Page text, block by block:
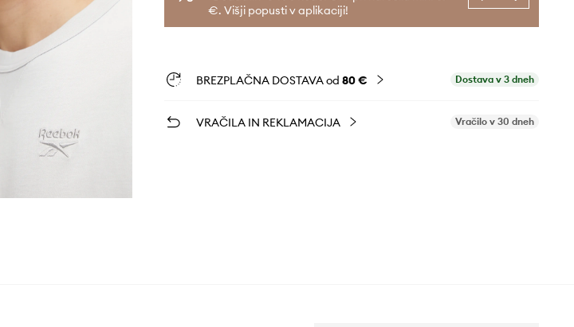
€. Višji popusti v aplikaciji!
BREZPLAČNA DOSTAVA od 80 € Dostava v 3 dneh
VRAČILA IN REKLAMACIJA Vračilo v 30 dneh